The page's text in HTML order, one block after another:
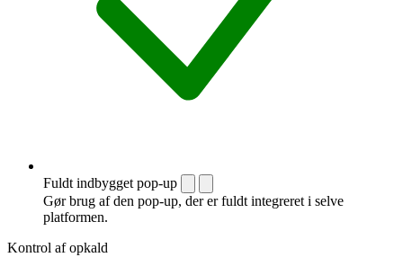
Fuldt indbygget pop-up
Gør brug af den pop-up, der er fuldt integreret i selve
platformen.
Kontrol af opkald